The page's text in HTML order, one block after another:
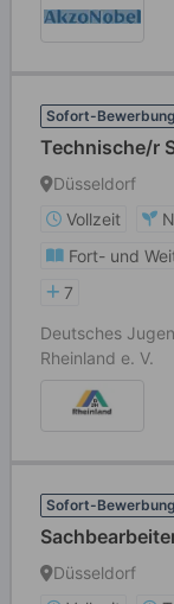
Sofort-Bewerbung
Technische/r
Düsseldorf
Vollzeit
Fort- und
7
Deutsches
Rheinland e. V.
Sofort-Bewerbung
Düsseldorf